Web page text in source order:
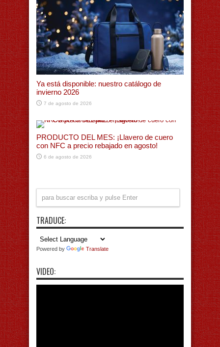
Ya está disponible: nuestro catálogo de
invierno 2026
7 de agosto de 2026
PRODUCTO DEL MES: ¡Llavero de cuero
con NFC a precio rebajado en agosto!
6 de agosto de 2026
TRADUCE:
Powered by Translate
VIDEO: